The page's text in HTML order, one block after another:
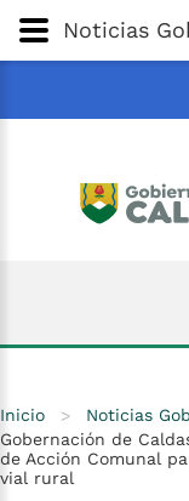
Noticias
Inicio > Noticias
Gobernación de
de Acción Comunal
vial rural